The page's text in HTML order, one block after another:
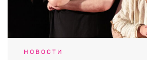
НОВОСТИ